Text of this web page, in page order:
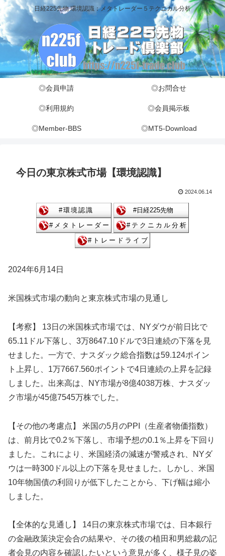
日経225先物 環境認識：メタトレーダー５テクニカル分析
◎会員申請 ◎お問合せ
◎利用規約 ◎会員掲示板
◎Member-BBS ◎MT5-Download
今日の東京株式市場【環境認識】
2024.06.14
2024年6月14日
米国株式市場の動向と東京株式市場の見通し
【考察】 13日の米国株式市場では、NYダウが前日比で
65.11ドル下落し、3万8647.10ドルで3日連続の下落を見
せました。一方で、ナスダック総合指数は59.124ポイン
ト上昇し、1万7667.560ポイントで4日連続の上昇を記録
しました。出来高は、NY市場が8億4038万株、ナスダッ
ク市場が45億7545万株でした。
【その他の考慮点】 米国の5月のPPI（生産者物価指数）
は、前月比で0.2％下落し、市場予想の0.1％上昇を下回り
ました。これにより、米国経済の減速が警戒され、NYダ
ウは一時300ドル以上の下落を見せました。しかし、米国
10年物国債の利回りが低下したことから、下げ幅は縮小
しました。
【全体的な見通し】 14日の東京株式市場では、日本銀行
の金融政策決定会合の結果や、その後の植田和男総裁の記
者会見の内容を確認したいという意見が多く、様子見の姿